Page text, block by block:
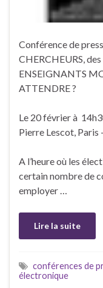
Conférence de
CHERCHEURS,
ENSEIGNANTS
ATTENDRE ?
Le 20 février à
Pierre Lescot,
A l’heure où les
certain nombre de
employer …
Lire la suite
conférences de
électronique